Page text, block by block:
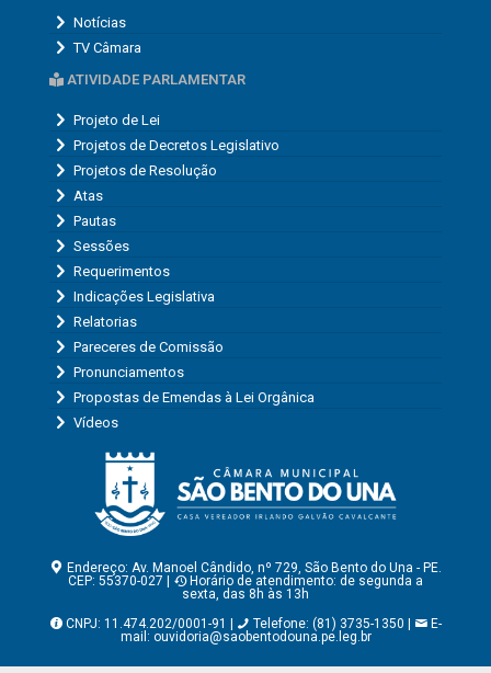
Notícias
TV Câmara
ATIVIDADE PARLAMENTAR
Projeto de Lei
Projetos de Decretos Legislativo
Projetos de Resolução
Atas
Pautas
Sessões
Requerimentos
Indicações Legislativa
Relatorias
Pareceres de Comissão
Pronunciamentos
Propostas de Emendas à Lei Orgânica
Vídeos
Endereço: Av. Manoel Cândido, nº 729, São Bento do Una - PE.
CEP: 55370-027 |
Horário de atendimento: de segunda a
sexta, das 8h às 13h
CNPJ: 11.474.202/0001-91 |
Telefone: (81) 3735-1350 |
E-
mail: ouvidoria@saobentodouna.pe.leg.br